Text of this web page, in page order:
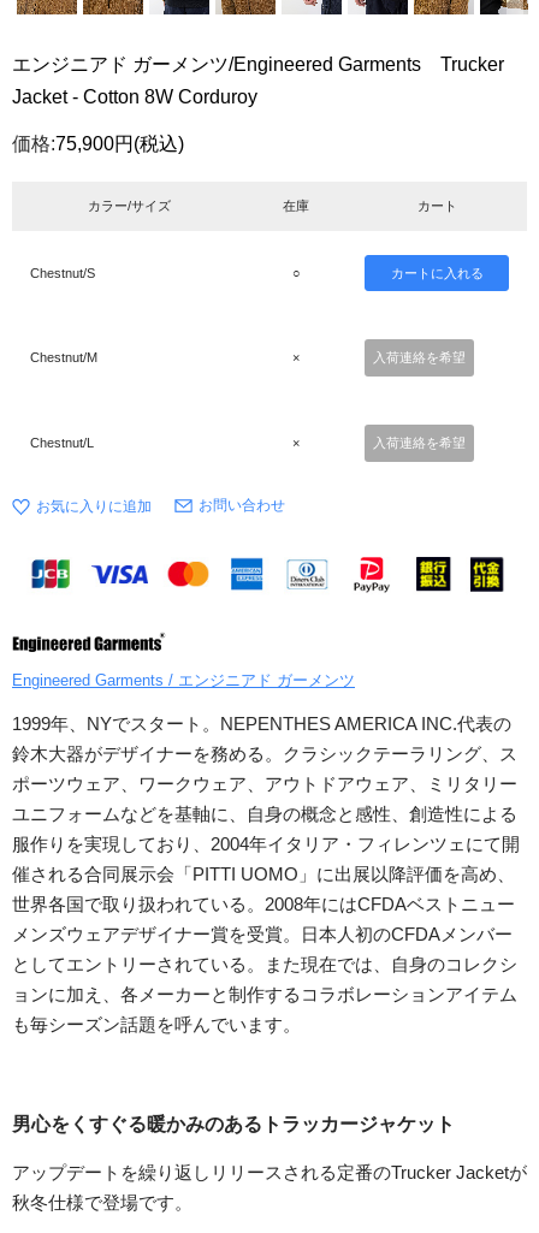
エンジニアド ガーメンツ/Engineered Garments Trucker
Jacket - Cotton 8W Corduroy
価格:75,900円 (税込)
カラー/サイズ 在庫 カート
Chestnut/S ○
Chestnut/M × 入荷連絡を希望
Chestnut/L × 入荷連絡を希望
お問い合わせ
Engineered Garments / エンジニアド ガーメンツ
1999年、NYでスタート。NEPENTHES AMERICA INC.代表の
鈴木大器がデザイナーを務める。クラシックテーラリング、ス
ポーツウェア、ワークウェア、アウトドアウェア、ミリタリー
ユニフォームなどを基軸に、自身の概念と感性、創造性による
服作りを実現しており、2004年イタリア・フィレンツェにて開
催される合同展示会「PITTI UOMO」に出展以降評価を高め、
世界各国で取り扱われている。2008年にはCFDAベストニュー
メンズウェアデザイナー賞を受賞。日本人初のCFDAメンバー
としてエントリーされている。また現在では、自身のコレクシ
ョンに加え、各メーカーと制作するコラボレーションアイテム
も毎シーズン話題を呼んでいます。
男心をくすぐる暖かみのあるトラッカージャケット
アップデートを繰り返しリリースされる定番のTrucker Jacketが
秋冬仕様で登場です。